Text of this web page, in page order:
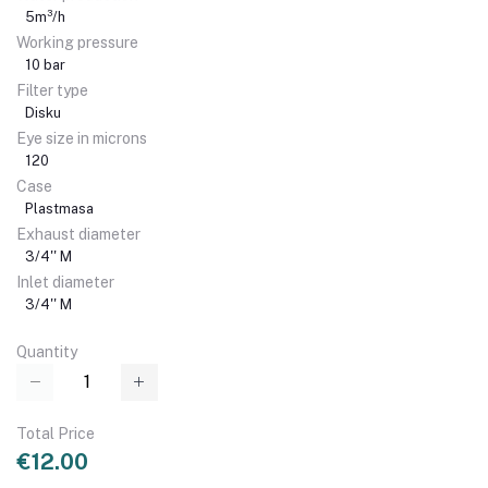
5m³/h
Working pressure
10 bar
Filter type
Disku
Eye size in microns
120
Case
Plastmasa
Exhaust diameter
3/4'' M
Inlet diameter
3/4'' M
Quantity
Total Price
€12.00